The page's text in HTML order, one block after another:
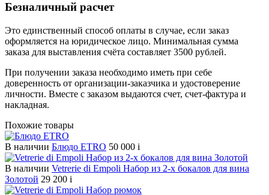
Безналичный расчет
Это единственный способ оплаты в случае, если заказ
оформляется на юридическое лицо. Минимальная сумма
заказа для выставления счёта составляет 3500 рублей.
При получении заказа необходимо иметь при себе
доверенность от организации-заказчика и удостоверение
личности. Вместе с заказом выдаются счет, счет-фактура и
накладная.
Похожие товары
В наличии Блюдо ETRO 50 000 i
В наличии Vetrerie di Empoli Набор из 2-х бокалов для вина
Золотой 29 200 i